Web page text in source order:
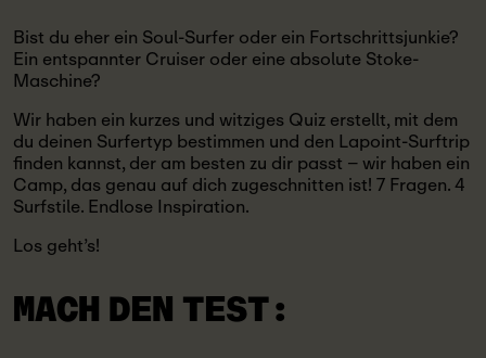
Bist du eher ein Soul-Surfer oder ein Fortschrittsjunkie?
Ein entspannter Cruiser oder eine absolute Stoke-
Maschine?
Wir haben ein kurzes und witziges Quiz erstellt, mit dem
du deinen Surfertyp bestimmen und den Lapoint-Surftrip
finden kannst, der am besten zu dir passt – wir haben ein
Camp, das genau auf dich zugeschnitten ist! 7 Fragen. 4
Surfstile. Endlose Inspiration.
Los geht’s!
MACH DEN TEST: